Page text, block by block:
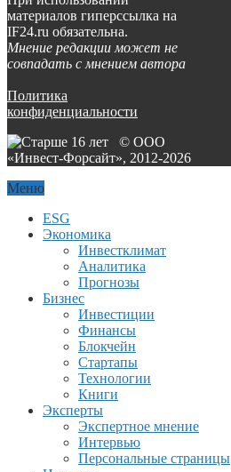
материалов гиперссылка на
IF24.ru обязательна.
Мнение редакции может не
совпадать с мнением автора
Политика
конфиденциальности
© ООО
«Инвест-Форсайт», 2012-2026
Меню
ESG
Экономика
Инвестклимат
Аналитика
Прогнозы
Бизнес
Инвестиции
Финансы
Блокчейн
Стартапы
Технологии
Книги
Эксперты
Экспертное мнение
Интервью
Персональные страницы